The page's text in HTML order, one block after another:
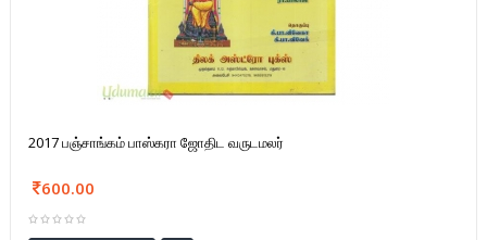
2017 பஞ்சாங்கம் பாஸ்கரா ஜோதிட வருடமலர்
600.00